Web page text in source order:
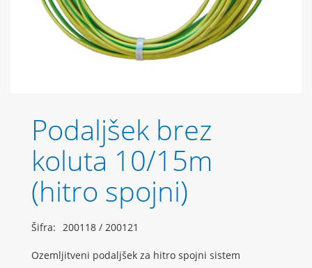
Podaljšek brez
koluta 10/15m
(hitro spojni)
Šifra: 200118 / 200121
Ozemljitveni podaljšek za hitro spojni sistem